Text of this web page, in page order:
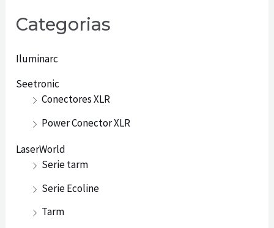
Categorias
Iluminarc
Seetronic
Conectores XLR
Power Conector XLR
LaserWorld
Serie tarm
Serie Ecoline
Tarm